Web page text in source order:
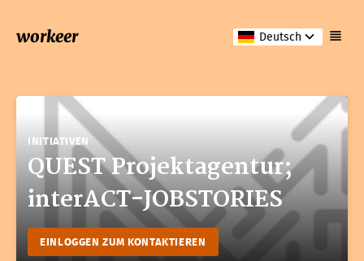
workeer Deutsch
INITIATIVEN
QUEST Projektagentur;
interACT-JOBSTORIES
EINLOGGEN ZUM KONTAKTIEREN